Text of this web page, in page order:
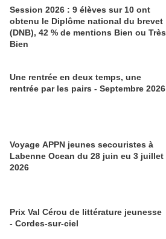
Session 2026 : 9 élèves sur 10 ont
obtenu le Diplôme national du brevet
(DNB), 42 % de mentions Bien ou Très
Bien
Une rentrée en deux temps, une
rentrée par les pairs - Septembre 2026
Voyage APPN jeunes secouristes à
Labenne Ocean du 28 juin eu 3 juillet
2026
Prix Val Cérou de littérature jeunesse
- Cordes-sur-ciel